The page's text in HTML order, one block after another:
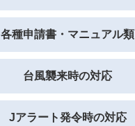
各種申請書・マニュアル類
台風襲来時の対応
Jアラート発令時の対応